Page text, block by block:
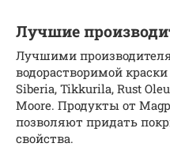
Лучшие
Лучшими
водорастворимой
Siberia, Tikkurila, Rust
Moore. Продукты от
позволяют придать
свойства.